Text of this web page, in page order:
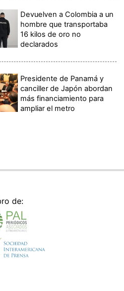
Devuelven a Colombia a un
hombre que transportaba
16 kilos de oro no
declarados
Presidente de Panamá y
canciller de Japón abordan
más financiamiento para
ampliar el metro
de: